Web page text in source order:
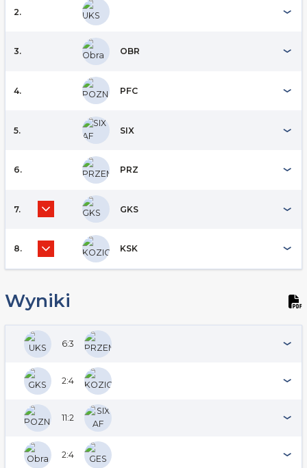
2.
3. OBR
4. PFC
5. SIX
6. PRZ
7. GKS
8. KSK
Wyniki
6:3
2:4
11:2
2:4